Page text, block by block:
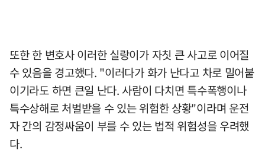
또한 한 변호사 이러한 실랑이가 자칫 큰 사고로 이어질
수 있음을 경고했다. "이러다가 화가 난다고 차로 밀어붙
이기라도 하면 큰일 난다. 사람이 다치면 특수폭행이나
특수상해로 처벌받을 수 있는 위험한 상황"이라며 운전
자 간의 감정싸움이 부를 수 있는 법적 위험성을 우려했
다.